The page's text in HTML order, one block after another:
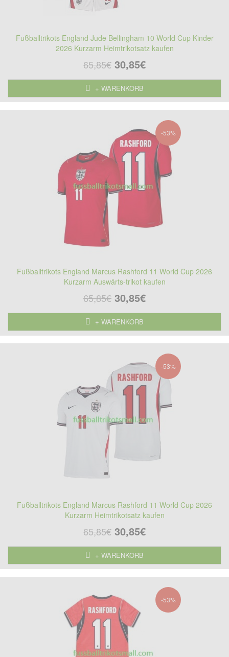
Fußballtrikots England Jude Bellingham 10 World Cup Kinder
2026 Kurzarm Heimtrikotsatz kaufen
65,85€ 30,85€
+ WARENKORB
-53%
Fußballtrikots England Marcus Rashford 11 World Cup 2026
Kurzarm Auswärts-trikot kaufen
65,85€ 30,85€
+ WARENKORB
-53%
Fußballtrikots England Marcus Rashford 11 World Cup 2026
Kurzarm Heimtrikotsatz kaufen
65,85€ 30,85€
+ WARENKORB
-53%